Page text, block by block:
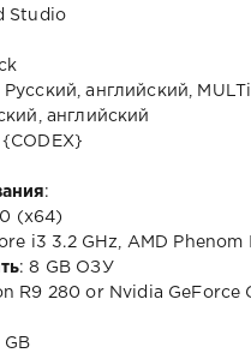
Studio
Русский, английский, MULTi
английский
:
(х64)
i3 3.2 GHz, AMD Phenom
: 8 GB ОЗУ
R9 280 or Nvidia GeForce
GB